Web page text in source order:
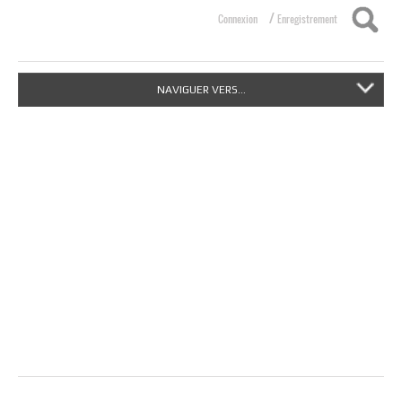
Connexion / Enregistrement
NAVIGUER VERS...